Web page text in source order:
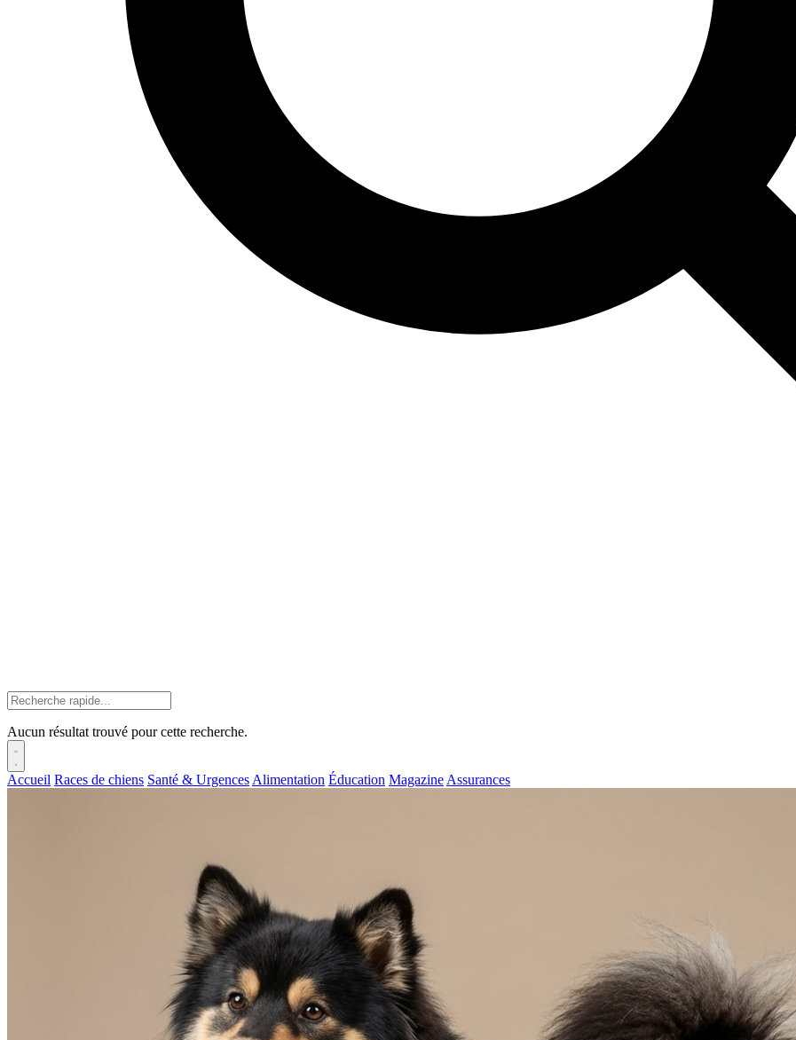
Aucun résultat trouvé pour cette recherche.
Accueil Races de chiens Santé & Urgences Alimentation Éducation Magazine Assurances